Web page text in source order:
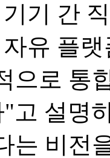
기 간
유 플
으로 통
고 설명
는 비전